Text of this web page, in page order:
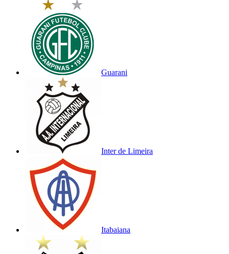
Guarani
Inter de Limeira
Itabaiana